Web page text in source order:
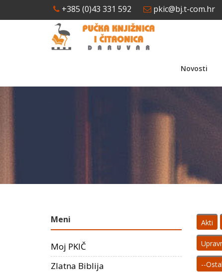
+385 (0)43 331 592 pkic@bj.t-com.hr
Novosti
Akti
--
Meni
Moj PKIČ
Zlatna Biblija